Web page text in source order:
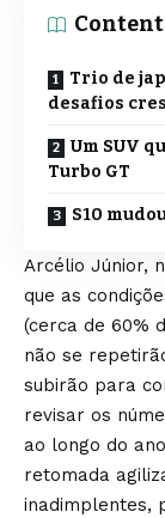
Trio de
desafios
Um SUV
Turbo GT
S10
Arcélio Júnior,
que as
(cerca de 60%
não se
subirão para
revisar os
ao longo do
retomada
inadimplentes,